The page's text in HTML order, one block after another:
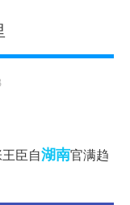
臣自湖南官满趋